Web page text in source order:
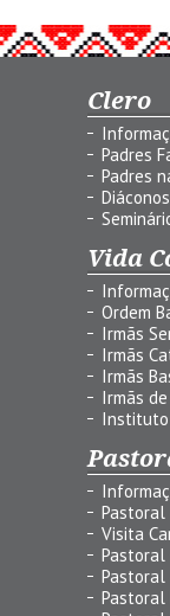
Clero
Padres
Padres
Vida
Ordem
Irmãs
Irmãs
Irmãs
Irmãs de
Instituto
Pastoral
Visita
Pastoral
Pastoral
Pastoral